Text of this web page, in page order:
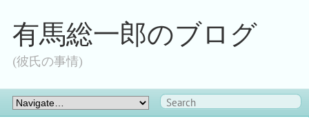
有馬総一郎のブログ
(彼氏の事情)